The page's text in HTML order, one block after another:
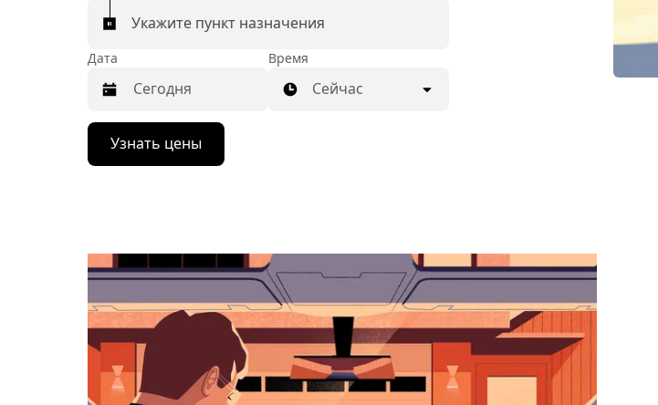
Укажите пункт назначения
Дата
Нажмите
стрелку
вниз,
выбрать
дату.
закрыть
календарь,
нажмите
Esc.
Время
Сейчас
Узнать цены